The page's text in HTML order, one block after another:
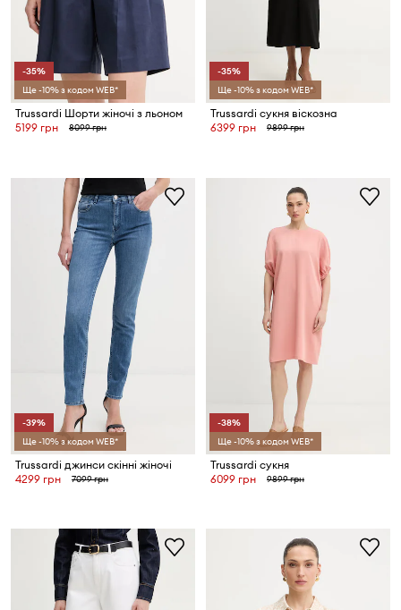
-35%
Ще -10% з кодом WEB*
Trussardi Шорти жіночі з льоном
5199 грн
8099 грн
-35%
Ще -10% з кодом WEB*
Trussardi сукня віскозна
6399 грн
9899 грн
-39%
Ще -10% з кодом WEB*
Trussardi джинси скінні жіночі
4299 грн
7099 грн
-38%
Ще -10% з кодом WEB*
Trussardi сукня
6099 грн
9899 грн